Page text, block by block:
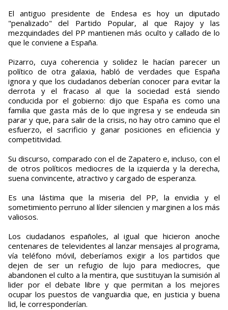
El antiguo presidente de Endesa es hoy un diputado
"penalizado" del Partido Popular, al que Rajoy y las
mezquindades del PP mantienen más oculto y callado de lo
que le conviene a España.
Pizarro, cuya coherencia y solidez le hacían parecer un
político de otra galaxia, habló de verdades que España
ignora y que los ciudadanos deberían conocer para evitar la
derrota y el fracaso al que la sociedad está siendo
conducida por el gobierno: dijo que España es como una
familia que gasta más de lo que ingresa y se endeuda sin
parar y que, para salir de la crisis, no hay otro camino que el
esfuerzo, el sacrificio y ganar posiciones en eficiencia y
competitividad.
Su discurso, comparado con el de Zapatero e, incluso, con el
de otros políticos mediocres de la izquierda y la derecha,
suena convincente, atractivo y cargado de esperanza.
Es una lástima que la miseria del PP, la envidia y el
sometimiento perruno al líder silencien y marginen a los más
valiosos.
Los ciudadanos españoles, al igual que hicieron anoche
centenares de televidentes al lanzar mensajes al programa,
vía teléfono móvil, deberíamos exigir a los partidos que
dejen de ser un refugio de lujo para mediocres, que
abandonen el culto a la mentira, que sustituyan la sumisión al
lider por el debate libre y que permitan a los mejores
ocupar los puestos de vanguardia que, en justicia y buena
lid, le corresponderían.